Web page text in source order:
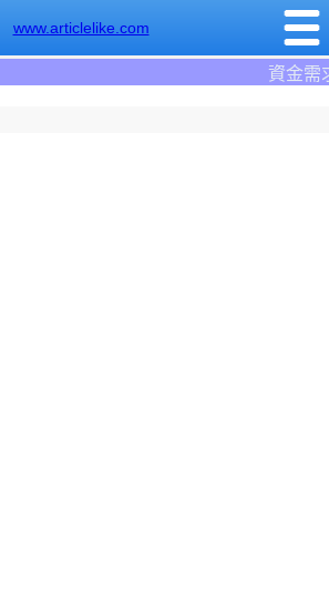
www.articlelike.com
借錢網